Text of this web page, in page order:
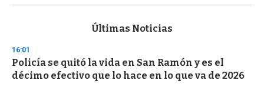
s
d
s
o
f
Últimas Noticias
16:01
Policía se quitó la vida en San Ramón y es el
décimo efectivo que lo hace en lo que va de 2026